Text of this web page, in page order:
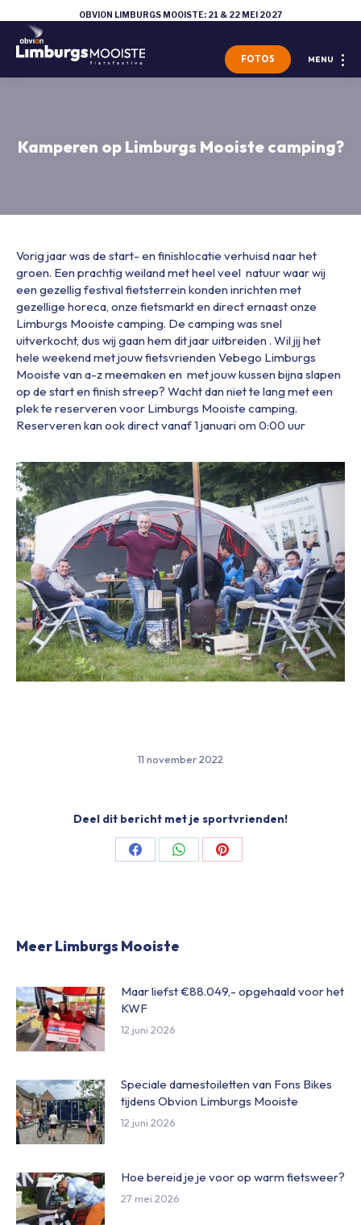
OBVION LIMBURGS MOOISTE: 21 & 22 MEI 2027
MENU
FOTOS
Kamperen op Limburgs Mooiste camping?
Vorig jaar was de start- en finishlocatie verhuisd naar het
groen. Een prachtig weiland met heel veel natuur waar wij
een gezellig festival fietsterrein konden inrichten met
gezellige horeca, onze fietsmarkt en direct ernaast onze
Limburgs Mooiste camping. De camping was snel
uitverkocht, dus wij gaan hem dit jaar uitbreiden . Wil jij het
hele weekend met jouw fietsvrienden Vebego Limburgs
Mooiste van a-z meemaken en met jouw kussen bijna slapen
op de start en finish streep? Wacht dan niet te lang met een
plek te reserveren voor Limburgs Mooiste camping.
Reserveren kan ook direct vanaf 1 januari om 0:00 uur
11 november 2022
Deel dit bericht met je sportvrienden!
Share
Share
Share
Meer Limburgs Mooiste
Maar liefst €88.049,- opgehaald voor het
KWF
12 juni 2026
Speciale damestoiletten van Fons Bikes
tijdens Obvion Limburgs Mooiste
12 juni 2026
Hoe bereid je je voor op warm fietsweer?
27 mei 2026